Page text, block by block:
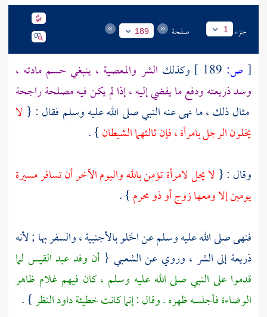
جزء 1 صفحة 189
[ ص: وكذلك الشر والمعصية ، ينبغي حسم مادته ،
وسد ذريعته ودفع ما يفضي إليه ، إذا لم يكن فيه مصلحة راجحة
مثال ذلك ، ما نهى عنه النبي صلى الله عليه وسلم فقال : { لا
يخلون الرجل بامرأة ، فإن ثالثهما الشيطان} .
وقال : { لا يحل لامرأة تؤمن بالله واليوم الآخر أن تسافر مسيرة
يومين إلا ومعها زوج أو ذو محرم} .
فنهى صلى الله عليه وسلم عن الخلو بالأجنبية ، والسفر بها ; لأنه
ذريعة إلى الشر ، وروي عنالشعبي { أن وفدعبد القيس لما
قدموا على النبي صلى الله عليه وسلم ، كان فيهم غلام ظاهر
الوضاءة فأجلسه ظهره . وقال : إنما كانت خطيئةداودالنظر} .